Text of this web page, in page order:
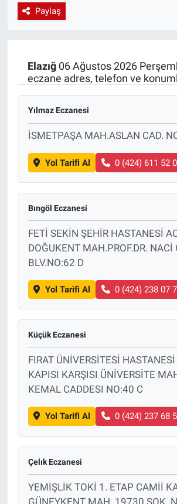
Paylaş
Elazığ06 Ağustos 2026
eczane adres, telefon ve
Yılmaz Eczanesi
İSMETPAŞA MAH.ASLAN CAD.
Yol Tarifi Al 0 (424) 611 52
Bıngöl Eczanesi
FETİ SEKİN ŞEHİR HASTANESİ
DOĞUKENT MAH.PROF.DR. NACİ
BLV.NO:62 D
Yol Tarifi Al 0 (424) 238 07
Küçük Eczanesi
FIRAT ÜNİVERSİTESİ
KAPISI KARŞISI ÜNİVERSİTE
KEMAL CADDESI NO:40 C
Yol Tarifi Al 0 (424) 237 68
Çelık Eczanesi
YEMİŞLİK TOKİ 1. ETAP CAMİİ
GÜNEYKENT MAH. 19730 SOK.
EndüstriST
Endüstri 4.0 Uygulamaları
Ağır Sanayi Çözümleri